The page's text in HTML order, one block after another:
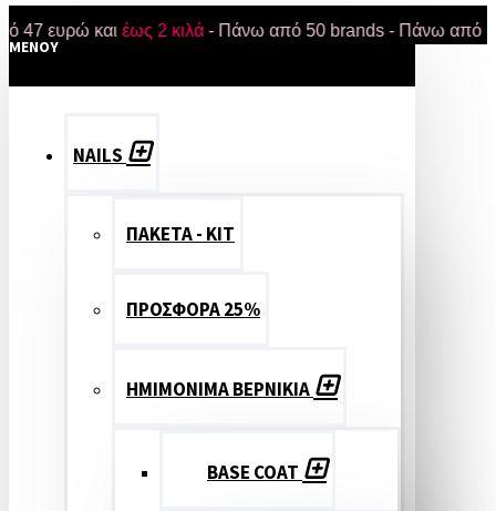
καιέως 2 κιλά- Πάνω από 50 brands - Πάνω από 18.000
MENOY
NAILS
ΠΑΚΕΤΑ - ΚΙΤ
ΠΡΟΣΦΟΡΑ 25%
ΗΜΙΜΟΝΙΜΑ ΒΕΡΝΙΚΙΑ
BASE COAT